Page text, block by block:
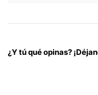
¿Y tú qué opinas?